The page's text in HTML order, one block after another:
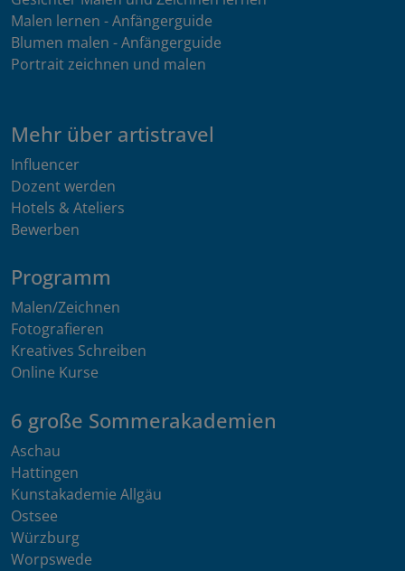
Malen lernen - Anfängerguide
Blumen malen - Anfängerguide
Portrait zeichnen und malen
Mehr über artistravel
Influencer
Dozent werden
Hotels & Ateliers
Bewerben
Programm
Malen/Zeichnen
Fotografieren
Kreatives Schreiben
Online Kurse
6 große Sommerakademien
Aschau
Hattingen
Kunstakademie Allgäu
Ostsee
Würzburg
Worpswede